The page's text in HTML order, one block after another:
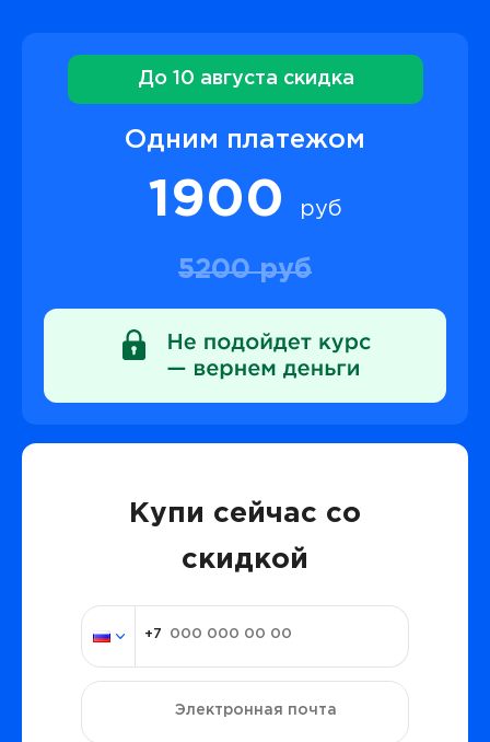
До 10 августа скидка
Одним платежом
1900 руб
5200 руб
Купи сейчас со
скидкой